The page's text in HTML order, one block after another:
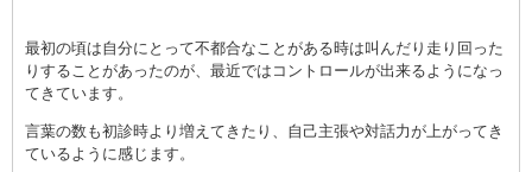
最初の頃は自分にとって不都合なことがある時は叫んだり走り回った
りすることがあったのが、最近ではコントロールが出来るようになっ
てきています。
言葉の数も初診時より増えてきたり、自己主張や対話力が上がってき
ているように感じます。